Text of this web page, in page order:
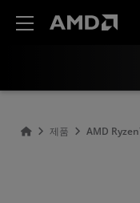
제품 AMD